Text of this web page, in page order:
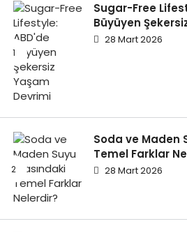
Sugar-Free
Büyüyen
28 Mart 2026
Soda ve Maden
Temel Farklar
28 Mart 2026